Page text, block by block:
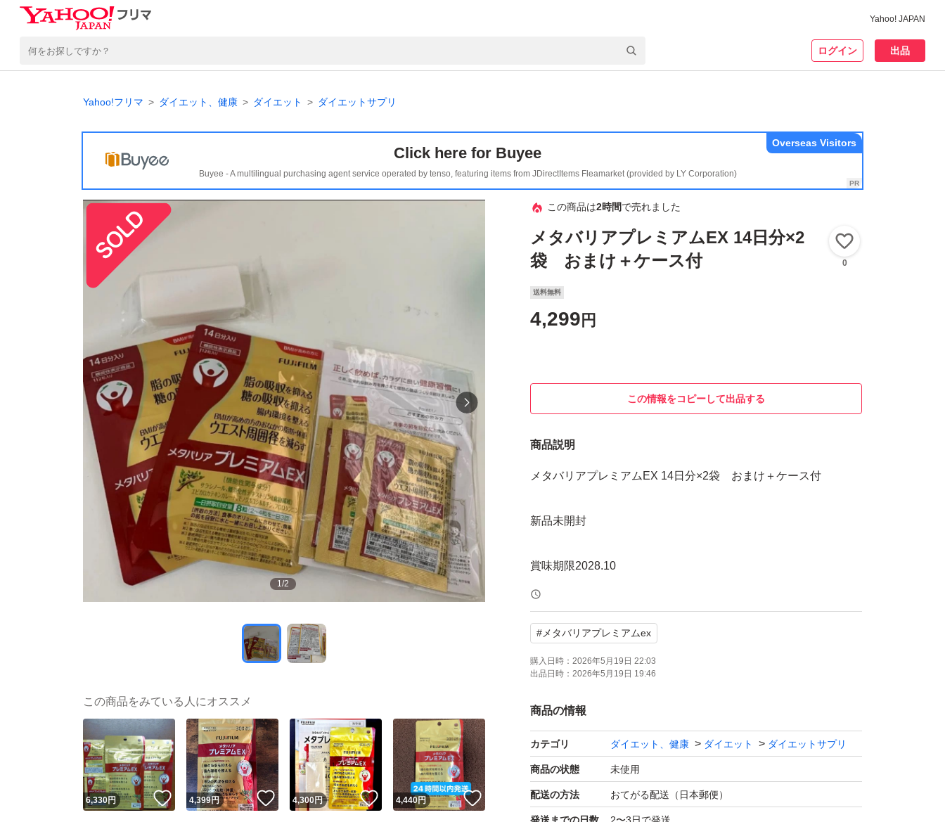
Yahoo! JAPAN
ログイン 出品
Yahoo!フリマ ダイエット、健康 ダイエット ダイエットサプリ
Click here for Buyee
Buyee - A multilingual purchasing agent service operated by tenso, featuring items from JDirectItems Fleamarket (provided by LY Corporation)
Overseas Visitors
1/2
この商品は2時間で売れました
メタバリアプレミアムEX 14日分×2
袋 おまけ＋ケース付
0
送料無料
4,299 円
この情報をコピーして出品する
商品説明
メタバリアプレミアムEX 14日分×2袋 おまけ＋ケース付
新品未開封
賞味期限2028.10
# メタバリアプレミアムex
購入日時： 2026年5月19日 22:03
出品日時： 2026年5月19日 19:46
商品の情報
カテゴリ ダイエット、健康 ダイエット ダイエットサプリ
商品の状態 未使用
配送の方法 おてがる配送（日本郵便）
この商品をみている人にオススメ
6,330円 いいね！
4,399円 いいね！
4,300円 いいね！
4,440円 いいね！